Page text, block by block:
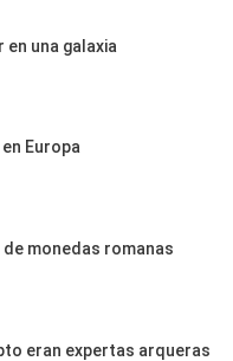
en una galaxia
Europa
de monedas romanas
eran expertas arqueras